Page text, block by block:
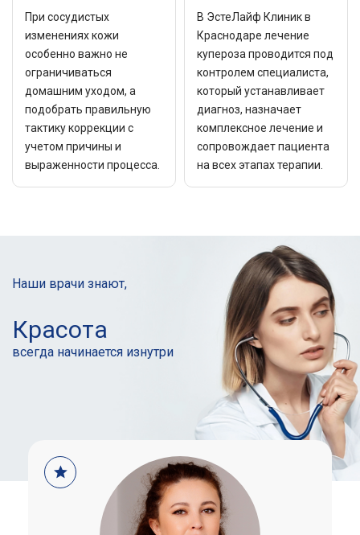
При сосудистых
изменениях кожи
особенно важно не
ограничиваться
домашним уходом, а
подобрать правильную
тактику коррекции с
учетом причины и
выраженности процесса.
В ЭстеЛайф Клиник в
Краснодаре лечение
купероза проводится под
контролем специалиста,
который устанавливает
диагноз, назначает
комплексное лечение и
сопровождает пациента
на всех этапах терапии.
Наши врачи знают,
Красота
всегда начинается изнутри